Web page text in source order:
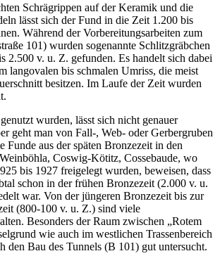
Schrägrippen auf der Keramik und die
lässt sich der Fund in die Zeit 1.200 bis
Während der Vorbereitungsarbeiten zum
101) wurden sogenannte Schlitzgräbchen
2.500 v. u. Z. gefunden. Es handelt sich dabei
langovalen bis schmalen Umriss, die meist
besitzen. Im Laufe der Zeit wurden
wurden, lässt sich nicht genauer
geht man von Fall-, Web- oder Gerbergruben
Funde aus der späten Bronzezeit in den
Coswig-Kötitz, Cossebaude, wo
bis 1927 freigelegt wurden, beweisen, dass
schon in der frühen Bronzezeit (2.000 v. u.
war. Von der jüngeren Bronzezeit bis zur
(800-100 v. u. Z.) sind viele
Besonders der Raum zwischen „Rotem
wie auch im westlichen Trassenbereich
den Bau des Tunnels (B 101) gut untersucht.